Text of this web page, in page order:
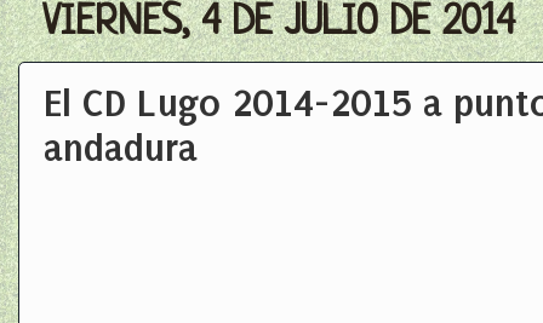
VIERNES, 4 DE JULIO DE 2014
El CD Lugo 2014-2015 a
andadura